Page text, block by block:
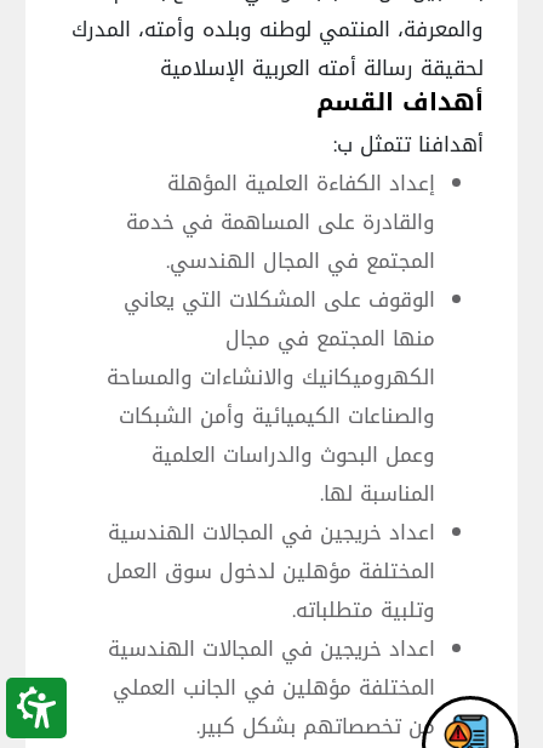
والمعرفة، المنتمي لوطنه وبلده وأمته، المدرك
لحقيقة رسالة أمته العربية الإسلامية
أهداف القسم
أهدافنا تتمثل ب:
إعداد الكفاءة العلمية المؤهلة
والقادرة على المساهمة في خدمة
المجتمع في المجال الهندسي.
الوقوف على المشكلات التي يعاني
منها المجتمع في مجال
الكهروميكانيك والانشاءات والمساحة
والصناعات الكيميائية وأمن الشبكات
وعمل البحوث والدراسات العلمية
المناسبة لها.
اعداد خريجين في المجالات الهندسية
المختلفة مؤهلين لدخول سوق العمل
وتلبية متطلباته.
اعداد خريجين في المجالات الهندسية
المختلفة مؤهلين في الجانب العملي
من تخصصاتهم بشكل كبير.